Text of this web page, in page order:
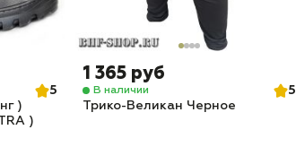
5
)
)
1 365 руб
В наличии
5
Трико-Великан Черное